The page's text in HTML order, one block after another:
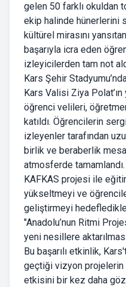
gelen 50 farklı okuldan
ekip halinde hünerlerini
kültürel mirasını
başarıyla icra eden
izleyicilerden tam not
​Kars Şehir
Kars Valisi Ziya
öğrenci velileri,
katıldı. Öğrencilerin
izleyenler tarafından
birlik ve beraberlik
atmosferde tamamlandı.
​KAFKAS projesi ile
yükseltmeyi ve
geliştirmeyi
"Anadolu’nun Ritmi
yeni nesillere
​Bu başarılı etkinlik,
geçtiği vizyon
etkisini bir kez daha